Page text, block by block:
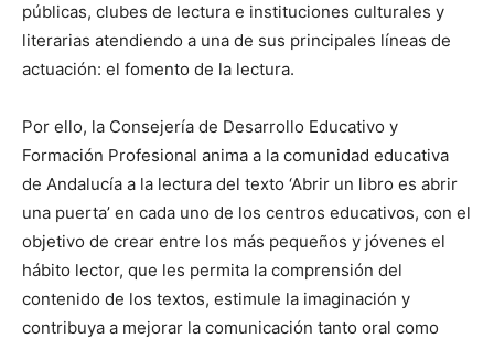
públicas, clubes de lectura e instituciones culturales y
literarias atendiendo a una de sus principales líneas de
actuación: el fomento de la lectura.
Por ello, la Consejería de Desarrollo Educativo y
Formación Profesional anima a la comunidad educativa
de Andalucía a la lectura del texto ‘Abrir un libro es abrir
una puerta’ en cada uno de los centros educativos, con el
objetivo de crear entre los más pequeños y jóvenes el
hábito lector, que les permita la comprensión del
contenido de los textos, estimule la imaginación y
contribuya a mejorar la comunicación tanto oral como